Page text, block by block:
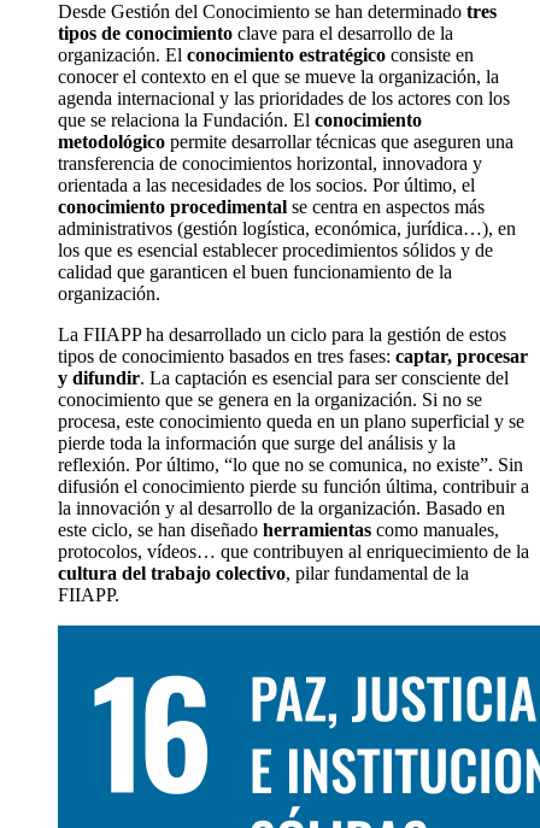
Desde Gestión del Conocimiento se han determinado tres
tipos de conocimiento clave para el desarrollo de la
organización. El conocimiento estratégico consiste en
conocer el contexto en el que se mueve la organización, la
agenda internacional y las prioridades de los actores con los
que se relaciona la Fundación. El conocimiento
metodológico permite desarrollartécnicas que aseguren una
transferencia de conocimientos horizontal, innovadora y
orientada a las necesidades de los socios. Por último, el
conocimiento procedimental se centra en aspectos más
administrativos (gestión logística, económica, jurídica…), en
los que es esencial establecer procedimientos sólidos y de
calidad que garanticen el buen funcionamiento de la
organización.
La FIIAPP ha desarrollado un ciclo para la gestión de estos
tipos de conocimiento basados en tres fases: captar, procesar
y difundir. La captación es esencial para ser consciente del
conocimiento que se genera en la organización. Si no se
procesa, este conocimiento queda en un plano superficial y se
pierde toda la información que surge del análisis y la
reflexión. Por último, “lo que no se comunica, no existe”. Sin
difusión el conocimiento pierde su función última, contribuir a
la innovación y al desarrollo de la organización. Basado en
este ciclo, se han diseñado herramientas como manuales,
protocolos, vídeos… que contribuyen al enriquecimiento de la
cultura del trabajo colectivo, pilar fundamental de la
FIIAPP.